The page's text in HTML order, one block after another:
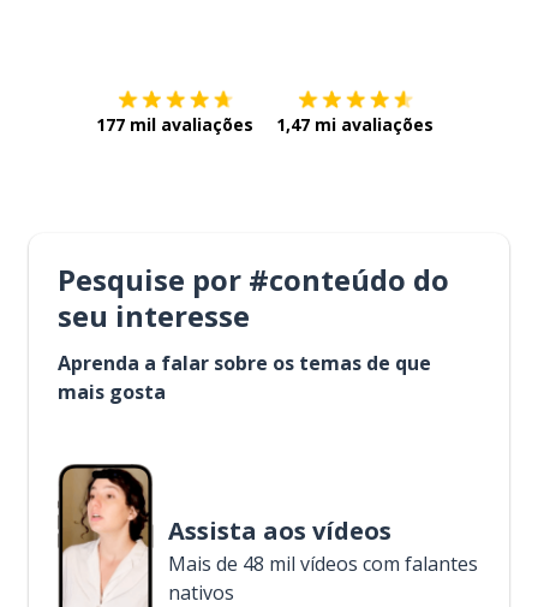
177 mil avaliações 1,47 mi avaliações
Pesquise por #conteúdo do
seu interesse
Aprenda a falar sobre os temas de que
mais gosta
Assista aos vídeos
Mais de 48 mil vídeos com falantes
nativos